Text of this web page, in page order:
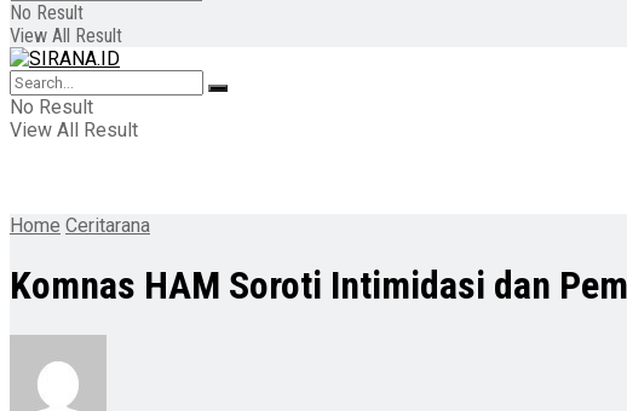
No Result
View All Result
No Result
View All Result
Home Ceritarana
Komnas HAM Soroti Intimidasi dan